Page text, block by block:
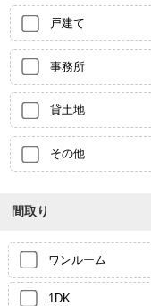
戸建て
事務所
貸土地
その他
間取り
ワンルーム
1DK